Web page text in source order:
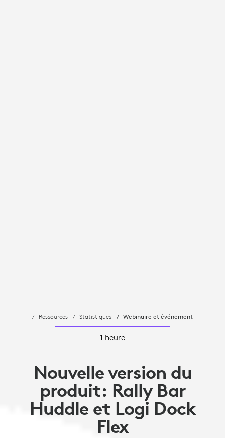
Ressources Statistiques Webinaire et événement
1 heure
Nouvelle version du
produit: Rally Bar
Huddle et Logi Dock
Flex